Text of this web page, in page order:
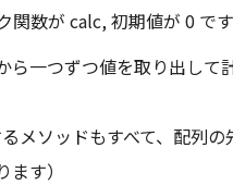
数が calc, 初期値が 0 です
ら一つずつ値を取り出して
メソッドもすべて、配列
す）